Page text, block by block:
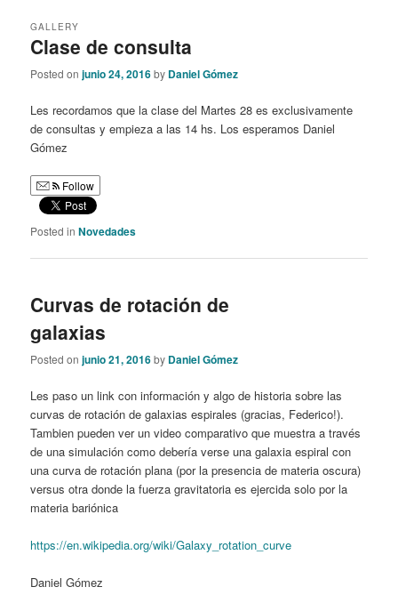
Clase de consulta
GALLERY
Posted onjunio 24, 2016by Daniel Gómez
Les recordamos que la clase del Martes 28 es exclusivamente
de consultas y empieza a las 14 hs. Los esperamos Daniel
Gómez
Follow
Posted in Novedades
Curvas de rotación de
galaxias
Posted onjunio 21, 2016by Daniel Gómez
Les paso un link con información y algo de historia sobre las
curvas de rotación de galaxias espirales (gracias, Federico!).
Tambien pueden ver un video comparativo que muestra a través
de una simulación como debería verse una galaxia espiral con
una curva de rotación plana (por la presencia de materia oscura)
versus otra donde la fuerza gravitatoria es ejercida solo por la
materia bariónica
https://en.wikipedia.org/wiki/Galaxy_rotation_curve
Daniel Gómez